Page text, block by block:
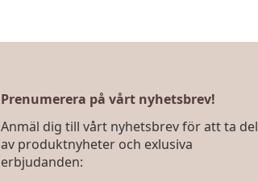
Prenumerera på vårt nyhetsbrev!
Anmäl dig till vårt nyhetsbrev för att ta del
av produktnyheter och exlusiva
erbjudanden: